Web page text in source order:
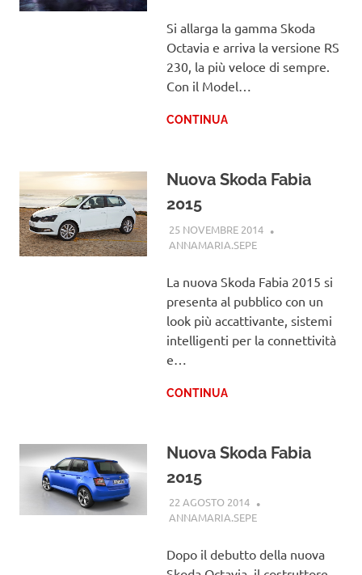
Si allarga la gamma Skoda
Octavia e arriva la versione RS
230, la più veloce di sempre.
Con il Model…
CONTINUA
Nuova Skoda Fabia
2015
25 NOVEMBRE 2014
ANNAMARIA.SEPESKODA
La nuova Skoda Fabia 2015 si
presenta al pubblico con un
look più accattivante, sistemi
intelligenti per la connettività
e…
CONTINUA
Nuova Skoda Fabia
2015
22 AGOSTO 2014
ANNAMARIA.SEPESKODA
Dopo il debutto della nuova